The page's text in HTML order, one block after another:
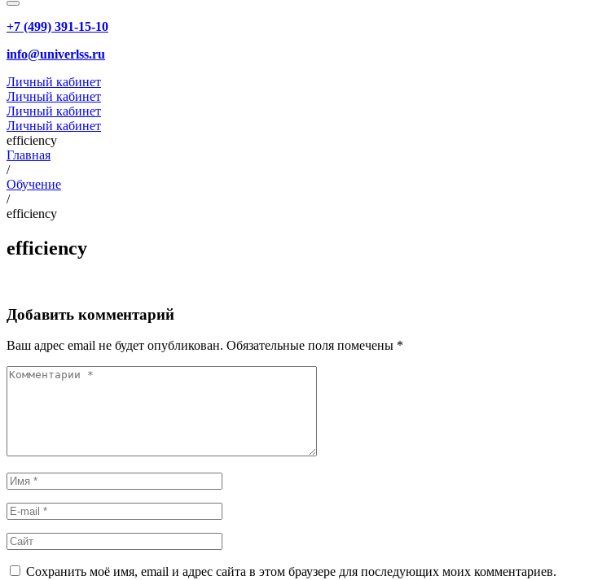
+7 (499) 391-15-10
info@univerlss.ru
Личный кабинет
Личный кабинет
Личный кабинет
Личный кабинет
efficiency
Главная
/
Обучение
/
efficiency
efficiency
Добавить комментарий
Ваш адрес email не будет опубликован. Обязательные поля помечены *
Сохранить моё имя, email и адрес сайта в этом браузере для последующих моих комментариев.